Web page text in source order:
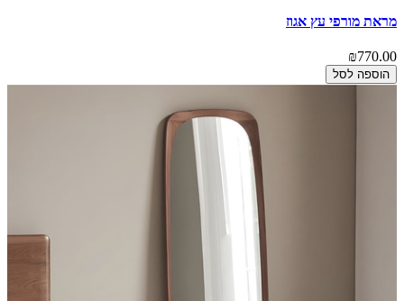
מראת מורפי עץ אגוז
₪770.00
הוספה לסל